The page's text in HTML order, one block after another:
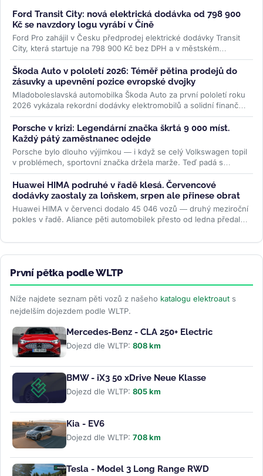
Ford Transit City: nová elektrická dodávka od 798 900
Kč se navzdory logu vyrábí v Číně
Ford Pro zahájil v Česku předprodej elektrické dodávky Transit
City, která startuje na 798 900 Kč bez DPH a v městském
provozu ujede až 381...>>
Škoda Auto v pololetí 2026: Téměř pětina prodejů do
zásuvky a upevnění pozice evropské dvojky
Mladoboleslavská automobilka Škoda Auto za první pololetí roku
2026 vykázala rekordní dodávky elektromobilů a solidní finanční
výsledky....>>
Porsche v krizi: Legendární značka škrtá 9 000 míst.
Každý pátý zaměstnanec odejde
Porsche bylo dlouho výjimkou — i když se celý Volkswagen topil
v problémech, sportovní značka držela marže. Teď padá s
ostatními. Do...>>
Huawei HIMA podruhé v řadě klesá. Červencové
dodávky zaostaly za loňskem, srpen ale přinese obrat
Huawei HIMA v červenci dodalo 45 046 vozů — druhý meziroční
pokles v řadě. Aliance pěti automobilek přesto od ledna předala
První pětka podle WLTP
Níže najdete seznam pěti vozů z našeho katalogu elektroaut s
nejdelším dojezdem podle WLTP.
Mercedes-Benz - CLA 250+ Electric
Dojezd dle WLTP: 808 km
BMW - iX3 50 xDrive Neue Klasse
Dojezd dle WLTP: 805 km
Kia - EV6
Dojezd dle WLTP: 708 km
Tesla - Model 3 Long Range RWD